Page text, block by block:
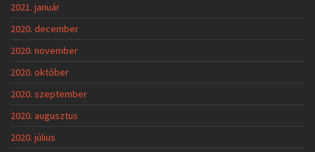
2021. január
2020. december
2020. november
2020. október
2020. szeptember
2020. augusztus
2020. július